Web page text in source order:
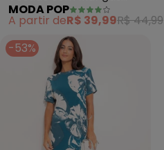
(Estampa de Borboletas)
MODA POP
A partir deR$ 39,99R$ 44,99
-53%